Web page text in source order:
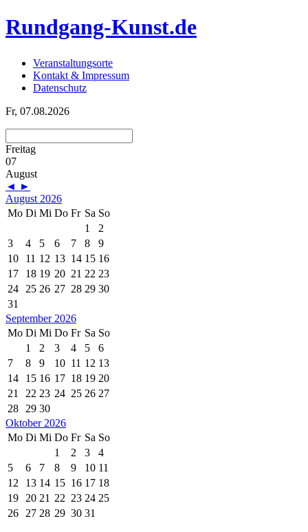
Rundgang-Kunst.de
Veranstaltungsorte
Kontakt & Impressum
Datenschutz
Fr, 07.08.2026
Freitag
07
August
◄ ►
August 2026
Mo Di Mi Do Fr Sa So
1
2
3
4 5 6 7 8
9
10
11 12 13 14 15 16
17
18 19 20 21 22 23
24 25 26 27 28 29 30
31
September 2026
Mo Di Mi Do Fr Sa So
1
2 3 4 5
6
7
8 9 10 11 12 13
14
15 16 17 18 19 20
21
22 23 24 25 26 27
28 29 30
Oktober 2026
Mo Di Mi Do Fr Sa So
1
2 3
4
5
6 7 8 9 10 11
12
13 14 15 16 17 18
19 20 21 22 23 24 25
26 27 28 29 30 31